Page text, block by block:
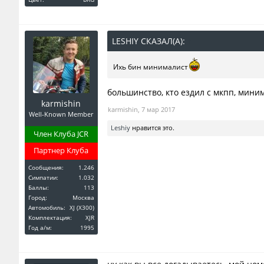
karmishin
Well-Known Member
Член Клуба JCR
Партнер Клуба
Сообщения:
1.246
Симпатии:
1.032
Баллы:
113
Город:
Москва
Автомобиль: XJ (X300)
Комплектация:
XJR
Год a/м:
1995
LESHIY СКАЗАЛ(А):
Ихь бин минималист
большинство, кто ездил с мкпп,
karmishin, 7 мар 2017
Leshiyнравится это.